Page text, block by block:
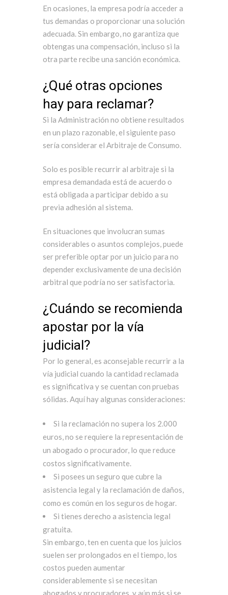
En ocasiones, la empresa podría acceder a
tus demandas o proporcionar una solución
adecuada. Sin embargo, no garantiza que
obtengas una compensación, incluso si la
otra parte recibe una sanción económica.
¿Qué otras opciones
hay para reclamar?
Si la Administración no obtiene resultados
en un plazo razonable, el siguiente paso
sería considerar el Arbitraje de Consumo.
Solo es posible recurrir al arbitraje si la
empresa demandada está de acuerdo o
está obligada a participar debido a su
previa adhesión al sistema.
En situaciones que involucran sumas
considerables o asuntos complejos, puede
ser preferible optar por un juicio para no
depender exclusivamente de una decisión
arbitral que podría no ser satisfactoria.
¿Cuándo se recomienda
apostar por la vía
judicial?
Por lo general, es aconsejable recurrir a la
vía judicial cuando la cantidad reclamada
es significativa y se cuentan con pruebas
sólidas. Aquí hay algunas consideraciones:
Si la reclamación no supera los 2.000
euros, no se requiere la representación de
un abogado o procurador, lo que reduce
costos significativamente.
Si posees un seguro que cubre la
asistencia legal y la reclamación de daños,
como es común en los seguros de hogar.
Si tienes derecho a asistencia legal
gratuita.
Sin embargo, ten en cuenta que los juicios
suelen ser prolongados en el tiempo, los
costos pueden aumentar
considerablemente si se necesitan
abogados y procuradores, y aún más si se